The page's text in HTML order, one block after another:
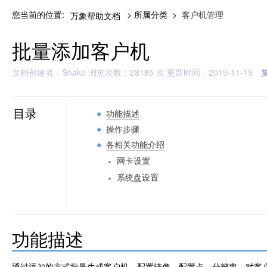
您当前的位置: 万象帮助文档 > 所属分类 > 客户机管理
批量添加客户机
文档创建者：Snake 浏览次数：28185 次 更新时间：2019-11-19
目录
功能描述
操作步骤
各相关功能介绍
网卡设置
系统盘设置
功能描述